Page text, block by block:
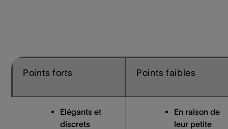
Points forts Points faibles
Elégants et
discrets
En raison de
leur petite